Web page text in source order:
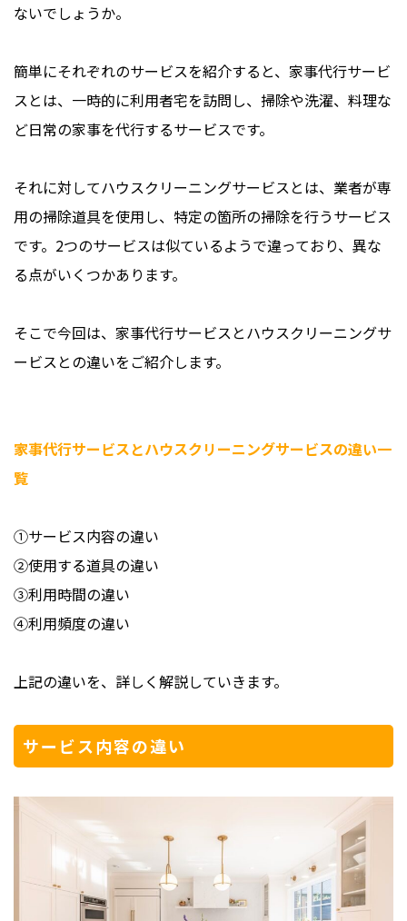
ないでしょうか。
簡単にそれぞれのサービスを紹介すると、家事代行サービ
スとは、一時的に利用者宅を訪問し、掃除や洗濯、料理な
ど日常の家事を代行するサービスです。
それに対してハウスクリーニングサービスとは、業者が専
用の掃除道具を使用し、特定の箇所の掃除を行うサービス
です。2つのサービスは似ているようで違っており、異な
る点がいくつかあります。
そこで今回は、家事代行サービスとハウスクリーニングサ
ービスとの違いをご紹介します。
家事代行サービスとハウスクリーニングサービスの違い一
覧
①サービス内容の違い
②使用する道具の違い
③利用時間の違い
④利用頻度の違い
上記の違いを、詳しく解説していきます。
サービス内容の違い